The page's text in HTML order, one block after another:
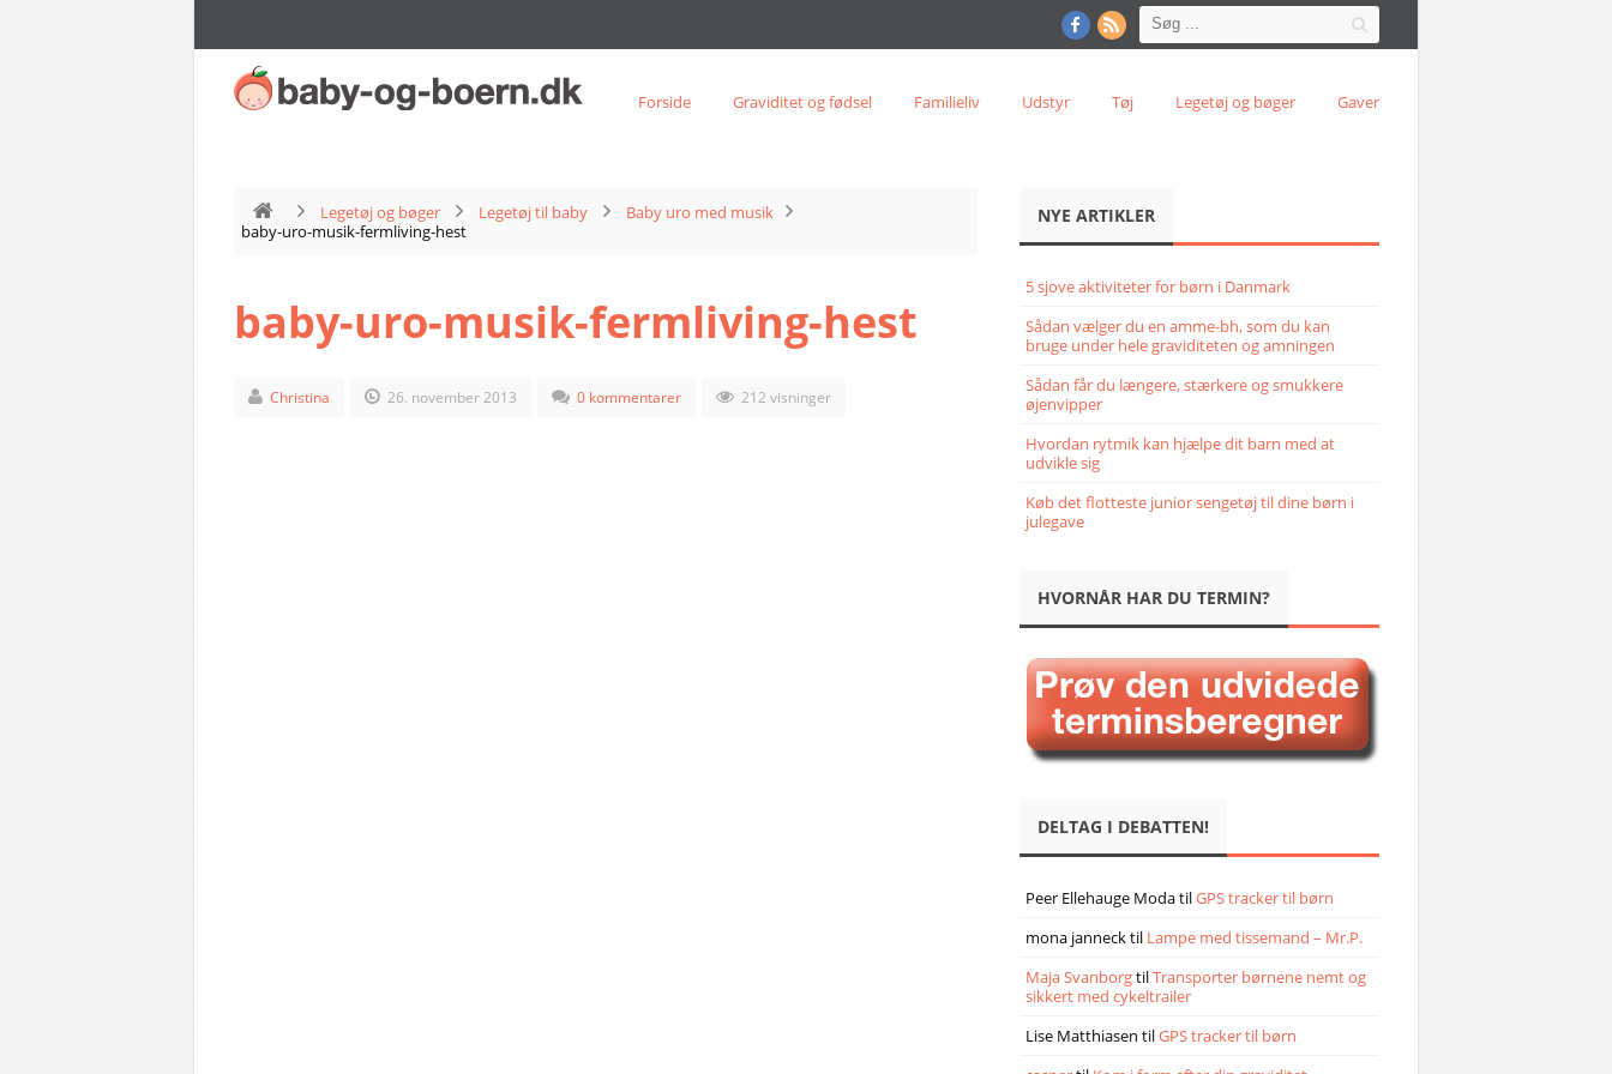
Forside Graviditet og fødsel Familieliv Udstyr Tøj Legetøj og bøger Gaver
Legetøj og bøger Legetøj til baby
Baby uro med musik
baby-uro-musik-fermliving-hest
baby-uro-musik-fermliving-hest
Christina 26. november 2013 0 kommentarer 212 visninger
NYE ARTIKLER
5 sjove aktiviteter for børn i Danmark
Sådan vælger du en amme-bh, som du kan
bruge under hele graviditeten og amningen
Sådan får du længere, stærkere og smukkere
øjenvipper
Hvordan rytmik kan hjælpe dit barn med at
udvikle sig
Køb det flotteste junior sengetøj til dine børn i
julegave
HVORNÅR HAR DU TERMIN?
DELTAG I DEBATTEN!
Peer Ellehauge ModatilGPS tracker til børn
mona jannecktil Lampe med tissemand – Mr.P.
Maja SvanborgtilTransporter børnene nemt og
sikkert med cykeltrailer
Lise Matthiasen tilGPS tracker til børn